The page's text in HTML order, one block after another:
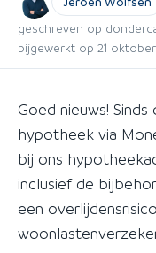
geschreven op
bijgewerkt op 21 oktober
Goed nieuws!
hypotheek via
bij ons
inclusief de
een